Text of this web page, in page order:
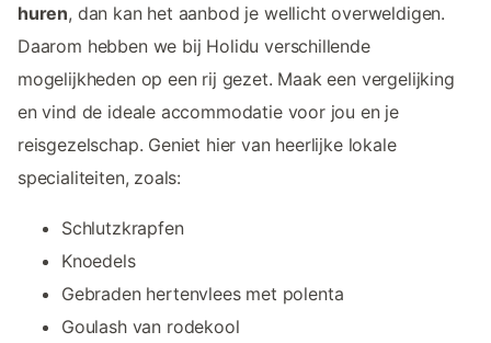
huren, dan kan het aanbod je wellicht overweldigen.
Daarom hebben we bij Holidu verschillende
mogelijkheden op een rij gezet. Maak een vergelijking
en vind de ideale accommodatie voor jou en je
reisgezelschap. Geniet hier van heerlijke lokale
specialiteiten, zoals:
Schlutzkrapfen
Knoedels
Gebraden hertenvlees met polenta
Goulash van rodekool